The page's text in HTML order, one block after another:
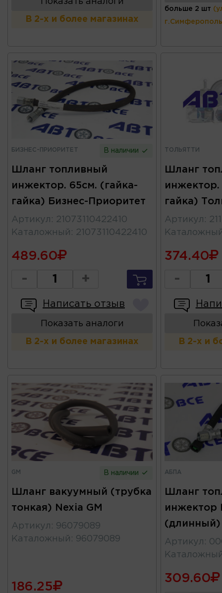
Показать аналоги
В 2-х и более магазинах
больше 2 шт
БИЗНЕС-ПРИОРИТЕТ В наличии
Шланг топливный
инжектор. 65см. (гайка-
гайка) Бизнес-Приоритет
Артикул : 21073110422410
Каталожный : 21073110422410
489.60
- +
Написать отзыв
Показать аналоги
В 2-х и более магазинах
ТОЛЬЯТТИ
Шланг
инжектор.
гайка)
Артикул :
374.40
-
В 2-х и
GM В наличии
Шланг вакуумный (трубка
тонкая) Nexia GM
Артикул : 96079089
Каталожный : 96079089
186.25
АБПА
Шланг
инжектор
Артикул :
309.60